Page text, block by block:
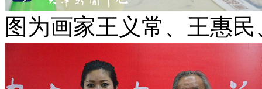
图为画家王义常、王惠